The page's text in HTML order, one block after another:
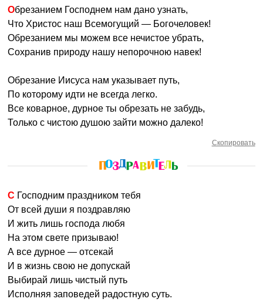
Обрезанием Господнем нам дано узнать,
Что Христос наш Всемогущий — Богочеловек!
Обрезанием мы можем все нечистое убрать,
Сохранив природу нашу непорочною навек!
Обрезание Иисуса нам указывает путь,
По которому идти не всегда легко.
Все коварное, дурное ты обрезать не забудь,
Только с чистою душою зайти можно далеко!
Скопировать
С Господним праздником тебя
От всей души я поздравляю
И жить лишь господа любя
На этом свете призываю!
А все дурное — отсекай
И в жизнь свою не допускай
Выбирай лишь чистый путь
Исполняя заповедей радостную суть.